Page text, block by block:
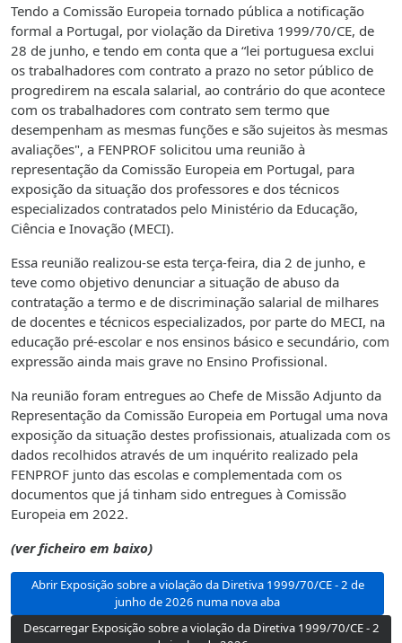
Tendo a Comissão Europeia tornado pública a notificação
formal a Portugal, por violação da Diretiva 1999/70/CE, de
28 de junho, e tendo em conta que a “lei portuguesa exclui
os trabalhadores com contrato a prazo no setor público de
progredirem na escala salarial, ao contrário do que acontece
com os trabalhadores com contrato sem termo que
desempenham as mesmas funções e são sujeitos às mesmas
avaliações", a FENPROF solicitou uma reunião à
representação da Comissão Europeia em Portugal, para
exposição da situação dos professores e dos técnicos
especializados contratados pelo Ministério da Educação,
Ciência e Inovação (MECI).
Essa reunião realizou-se esta terça-feira, dia 2 de junho, e
teve como objetivo denunciar a situação de abuso da
contratação a termo e de discriminação salarial de milhares
de docentes e técnicos especializados, por parte do MECI, na
educação pré-escolar e nos ensinos básico e secundário, com
expressão ainda mais grave no Ensino Profissional.
Na reunião foram entregues ao Chefe de Missão Adjunto da
Representação da Comissão Europeia em Portugal uma nova
exposição da situação destes profissionais, atualizada com os
dados recolhidos através de um inquérito realizado pela
FENPROF junto das escolas e complementada com os
documentos que já tinham sido entregues à Comissão
Europeia em 2022.
(ver ficheiro em baixo)
Abrir Exposição sobre a violação da Diretiva 1999/70/CE - 2 de
junho de 2026 numa nova aba
Descarregar Exposição sobre a violação da Diretiva 1999/70/CE - 2